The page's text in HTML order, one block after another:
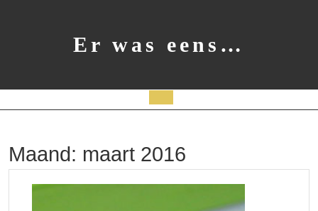
Er was eens…
knop
Maand: maart 2016